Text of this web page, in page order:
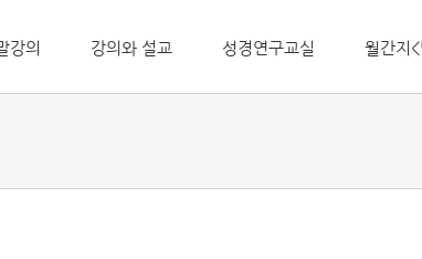
강의 강의와 설교 성경연구교실 월간지